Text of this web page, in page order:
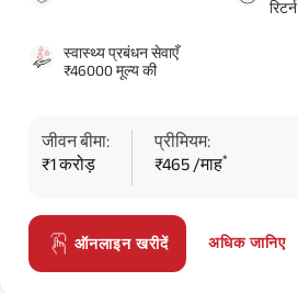
रिटर्न
स्वास्थ्य प्रबंधन सेवाएँ
₹46000 मूल्य की
जीवन बीमा:
₹1 करोड़
प्रीमियम:
₹465 /माह*
ऑनलाइन खरीदें अधिक जानिए